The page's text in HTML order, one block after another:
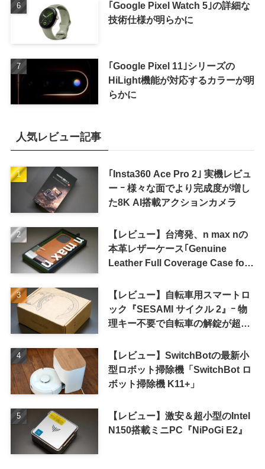
｢Google Pixel Watch 5｣の詳細な
技術仕様が明らかに
｢Google Pixel 11｣シリーズの
HiLight機能が対応するカラーが明
らかに
人気レビュー記事
｢Insta360 Ace Pro 2｣ 実機レビュ
ー ｰ 様々な面でより完成度が増し
た8K AI搭載アクションカメラ
【レビュー】台湾発、n max nの
本革レザーケース｢Genuine
Leather Full Coverage Case for
【レビュー】自転車用スマートロ
ック『SESAMI サイクル 2』ｰ 物
理キー不要で自転車の解錠が超簡
【レビュー】SwitchBotの最新小
型ロボット掃除機「SwitchBot ロ
ボット掃除機 K11+」
【レビュー】激安＆超小型のIntel
N150搭載ミニPC『NiPoGi E2』